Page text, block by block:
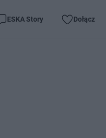
ESKA Story Dołącz